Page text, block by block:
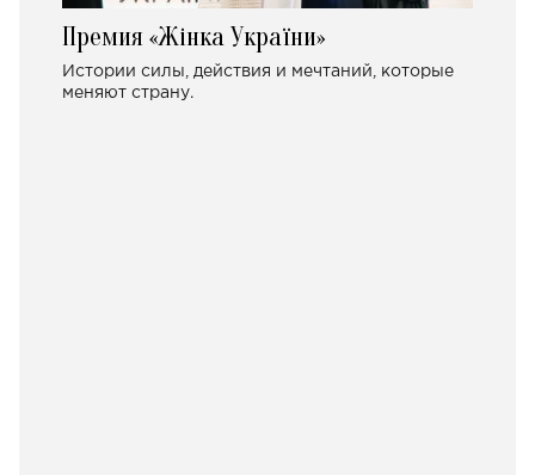
Премия «Жінка України»
Истории силы, действия и мечтаний, которые
меняют страну.